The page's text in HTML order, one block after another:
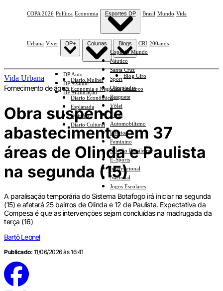
COPA 2026 Política Economia Esportes DP
Copa do Mundo
Náutico
Santa Cruz
Sport
Olimpíadas
Basquete
Vôlei
Tênis
Automobilismo
Interior
Feminino
Seleção Brasileira
E-Sports
Internacional
Nacional
Jogos Escolares
Brasil Mundo Vida
Urbana Viver DP+
DP Auto
DP +Saúde
DP +Educação
Colunas
Diario Mulher
Economia e Negócios Em Foco
Diario Econômico
Esplanada
Opinião
Diario Cultural
Blogs
Blog Giro
CRI 200anos
Vida Urbana
Fornecimento de água
Obra suspende
abastecimento em 37
áreas de Olinda e Paulista
na segunda (15)
A paralisação temporária do Sistema Botafogo irá iniciar na segunda
(15) e afetará 25 bairros de Olinda e 12 de Paulista. Expectativa da
Compesa é que as intervenções sejam concluídas na madrugada da
terça (16)
Bartô Leonel
Publicado: 11/06/2026 às 16:41